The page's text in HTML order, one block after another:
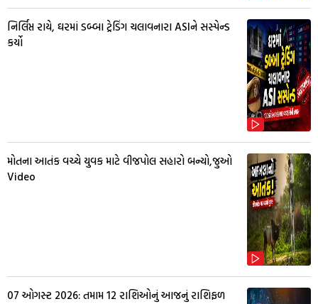
નિર્લિપ્ત રાયે, ઘરમાં ડબ્બા ટ્રેડિંગ ચલાવનારા ASIને સસ્પેન્ડ
કર્યો
મોતના આતંક વચ્ચે યુવક માટે વીજપોલ સહારો બન્યો,જુઓ
Video
07 ઓગસ્ટ 2026: તમામ 12 રાશિઓનું આજનું રાશિફળ